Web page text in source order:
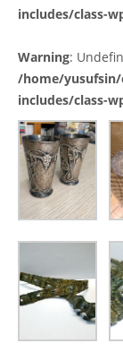
includes/class-
Warning:
/home/
includes/class-